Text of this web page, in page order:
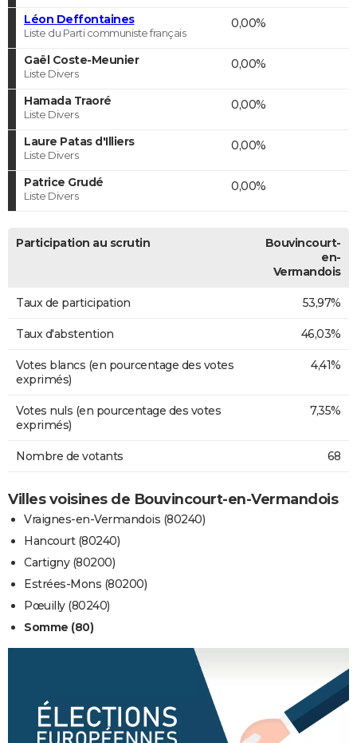
Léon Deffontaines
Liste du Parti communiste français
0,00%
Gaël Coste-Meunier
Liste Divers
0,00%
Hamada Traoré
Liste Divers
0,00%
Laure Patas d'Illiers
Liste Divers
0,00%
Patrice Grudé
Liste Divers
0,00%
Participation au scrutin
Bouvincourt-
en-
Vermandois
Taux de participation 53,97%
Taux d'abstention 46,03%
Votes blancs (en pourcentage des votes
exprimés)
4,41%
Votes nuls (en pourcentage des votes
exprimés)
7,35%
Nombre de votants 68
Villes voisines de Bouvincourt-en-Vermandois
Vraignes-en-Vermandois (80240)
Hancourt (80240)
Cartigny (80200)
Estrées-Mons (80200)
Pœuilly (80240)
Somme (80)